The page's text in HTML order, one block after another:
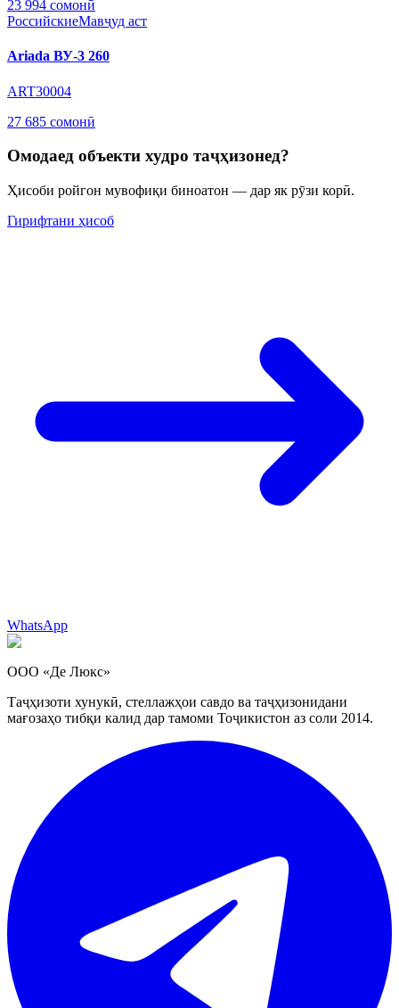
23 994 сомонӣ
РоссийскиеМавҷуд аст
Ariada ВУ-3 260
ART30004
27 685 сомонӣ
Омодаед объекти худро таҷҳизонед?
Ҳисоби ройгон мувофиқи биноатон — дар як рӯзи корӣ.
Гирифтани ҳисоб
WhatsApp
ООО «Де Люкс»
Таҷҳизоти хунукӣ, стеллажҳои савдо ва таҷҳизонидани
мағозаҳо тибқи калид дар тамоми Тоҷикистон аз соли 2014.